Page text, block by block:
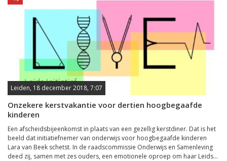
Leiden, 18 december 2018, 7:07
Onzekere kerstvakantie voor dertien hoogbegaafde
kinderen
Een afscheidsbijeenkomst in plaats van een gezellig kerstdiner. Dat is het
beeld dat initiatiefnemer van onderwijs voor hoogbegaafde kinderen
Lara van Beek schetst. In de raadscommissie Onderwijs en Samenleving
deed zij, samen met zes ouders, een emotionele oproep om haar Leids...